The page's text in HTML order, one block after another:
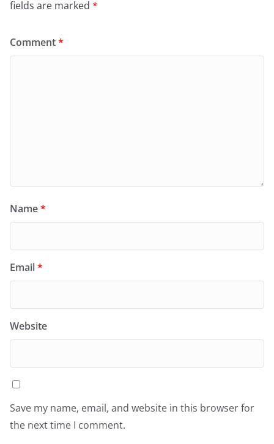
fields are marked *
Comment*
Name*
Email*
Website
Save my name, email, and website in this browser for
the next time I comment.